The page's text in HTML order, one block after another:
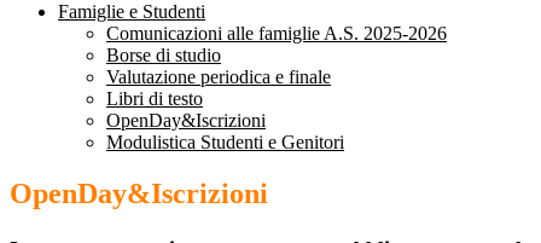
Famiglie e Studenti
Comunicazioni alle famiglie A.S. 2025-2026
Borse di studio
Valutazione periodica e finale
Libri di testo
OpenDay&Iscrizioni
Modulistica Studenti e Genitori
OpenDay&Iscrizioni